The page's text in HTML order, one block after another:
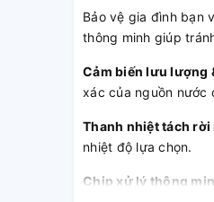
Bảo vệ gia đình bạn
thông minh giúp
Cảm biến lưu lượng
xác của nguồn nước
Thanh nhiệt tách
nhiệt độ lựa chọn.
Chip xử lý thông